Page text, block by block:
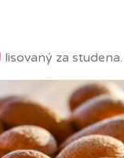
lisovaný za